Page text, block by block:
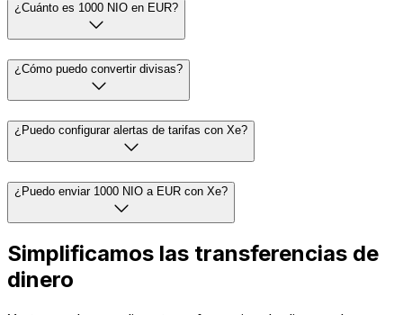
¿Cuánto es 1000 NIO en EUR?
¿Cómo puedo convertir divisas?
¿Puedo configurar alertas de tarifas con Xe?
¿Puedo enviar 1000 NIO a EUR con Xe?
Simplificamos las transferencias de
dinero